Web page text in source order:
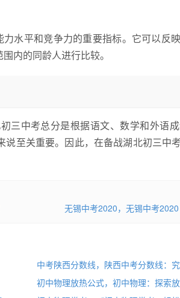
水平和竞争力的重要指标。它可以反
内的同龄人进行比较。
三中考总分是根据语文、数学和外语
至关重要。因此，在备战湖北初三中
无锡中考2020，无锡中考
中考陕西分数线，陕西中考分数线：究
初中物理放热公式，初中物理：探索